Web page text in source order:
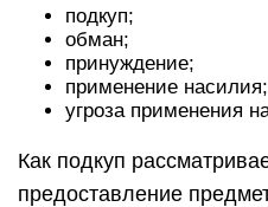
подкуп;
обман;
принуждение;
применение насилия;
угроза применения
Как подкуп
предоставление